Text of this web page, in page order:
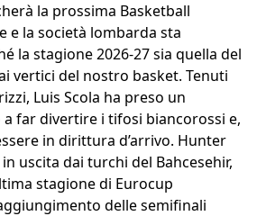
la prossima Basketball
e la società lombarda sta
la stagione 2026-27 sia quella del
vertici del nostro basket. Tenuti
Luis Scola ha preso un
far divertire i tifosi biancorossi e,
in dirittura d’arrivo. Hunter
uscita dai turchi del Bahcesehir,
stagione di Eurocup
delle semifinali